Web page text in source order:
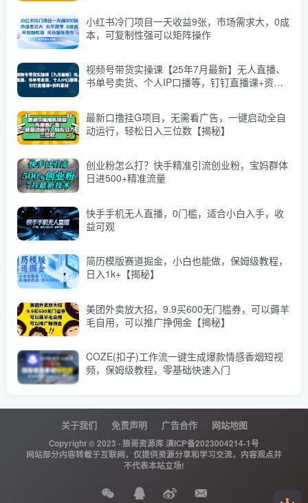
小红书冷门项目一天收益9张，市场需求大，0成
本，可复制性强可以矩阵操作
视频号带货实操课【25年7月最新】无人直播、
书单号卖货、个人IP口播等，钉钉直播课+资料
最新口撸挂G项目，无需看广告，一键启动全自
动运行，轻松日入三位数【揭秘】
创业粉怎么打？快手精准引流创业粉，宝妈群体
日进500+精准流量
快手手机无人直播，0门槛，适合小白入手，收
益可观
简历模版赛道掘金，小白也能做，保姆级教程，
日入1k+【揭秘】
美团外卖放大招，9.9买600无门槛券，可以薅羊
毛自用，可以推广挣佣金【揭秘】
COZE(扣子)工作流一键生成爆款情感香烟短视
频，保姆级教程，零基础快速入门
关于我们 免责声明 广告合作 网站地图
Copyright © 2023 ·狼哥资源库滇ICP备2023004214-1号
网站部分内容转载于互联网，仅提供资源分享和学习交流，内容观点并
不代表本站立场!